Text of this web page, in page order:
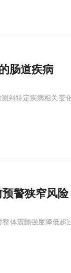
肠道疾病
到特定疾病相关变
警狭窄风险
体震颤强度降低超